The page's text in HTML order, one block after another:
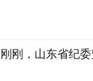
刚刚，山东省纪委